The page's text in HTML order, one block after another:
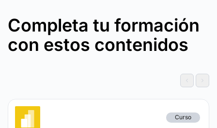
Completa tu formación
con estos contenidos
Curso